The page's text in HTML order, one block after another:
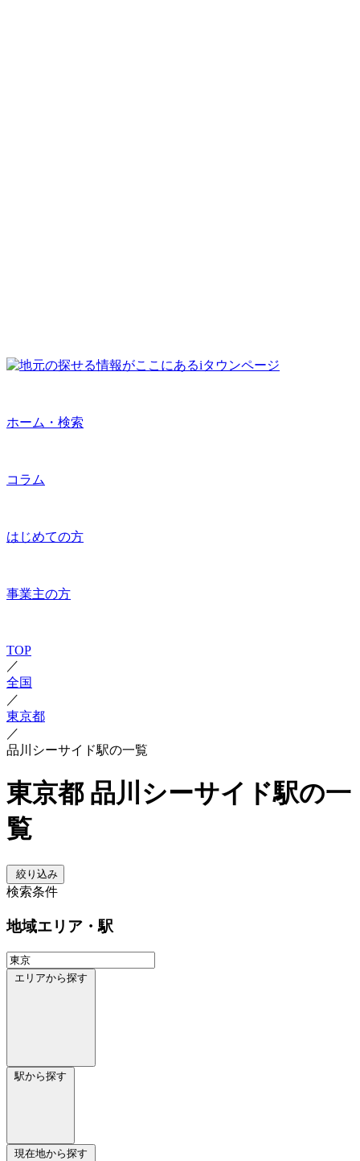
ホーム・検索
コラム
はじめての方
事業主の方
TOP
／
全国
／
東京都
／
品川シーサイド駅の一覧
東京都 品川シーサイド駅の一
覧
絞り込み
検索条件
地域エリア・駅
エリアから探す
駅から探す
現在地から探す